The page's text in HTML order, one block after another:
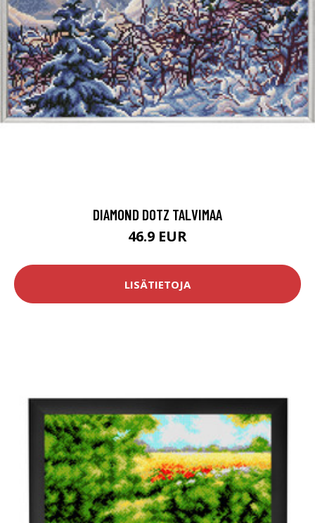
DIAMOND DOTZ TALVIMAA
46.9 EUR
LISÄTIETOJA